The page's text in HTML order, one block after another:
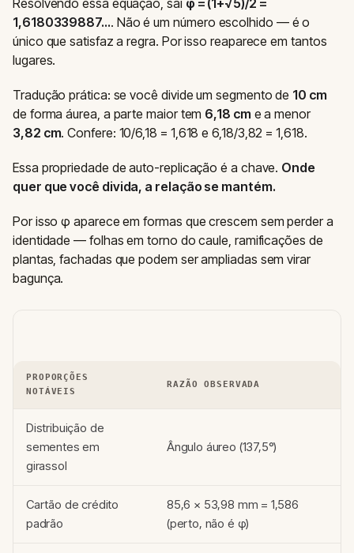
1,6180339887…. Não é um número escolhido — é o
único que satisfaz a regra. Por isso reaparece em tantos
lugares.
Tradução prática: se você divide um segmento de 10 cm
de forma áurea, a parte maior tem 6,18 cm e a menor
3,82 cm. Confere: 10/6,18 = 1,618 e 6,18/3,82 = 1,618.
Essa propriedade de auto-replicação é a chave. Onde
quer que você divida, a relação se mantém.
Por isso φ aparece em formas que crescem sem perder a
identidade — folhas em torno do caule, ramificações de
plantas, fachadas que podem ser ampliadas sem virar
bagunça.
PROPORÇÕES
NOTÁVEIS
RAZÃO OBSERVADA
Distribuição de
sementes em
girassol
Ângulo áureo (137,5°)
Cartão de crédito
padrão
85,6 × 53,98 mm = 1,586
(perto, não é φ)